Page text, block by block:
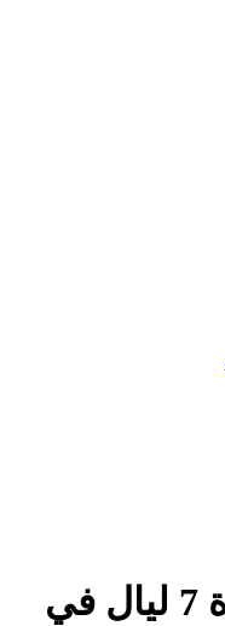
مغامرة جماعية لمدة 7 ليال في